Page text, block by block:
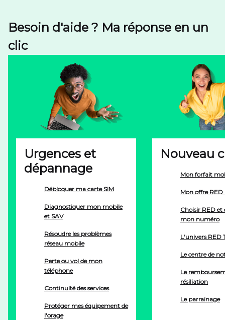
Besoin d'aide ? Ma réponse en un
clic
Urgences et
dépannage
Débloquer ma carte SIM
Diagnostiquer mon mobile
et SAV
Résoudre les problèmes
réseau mobile
Perte ou vol de mon
téléphone
Continuité des services
Protéger mes équipement de
l'orage
Nouveau
Mon forfait
Mon offre RED
Choisir RED et
mon numéro
L'univers RED
Le centre de
Le
résiliation
Le parrainage